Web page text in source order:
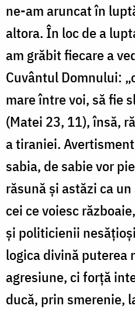
ne-am aruncat în
altora. În loc de a
am grăbit fiecare a
Cuvântul Domnului:
mare între voi, să fie
(Matei 23, 11), însă,
a tiraniei.
sabia, de sabie vor
răsună și astăzi ca
cei ce voiesc
și politicienii
logica divină puterea
agresiune, ci forță
ducă, prin smerenie,